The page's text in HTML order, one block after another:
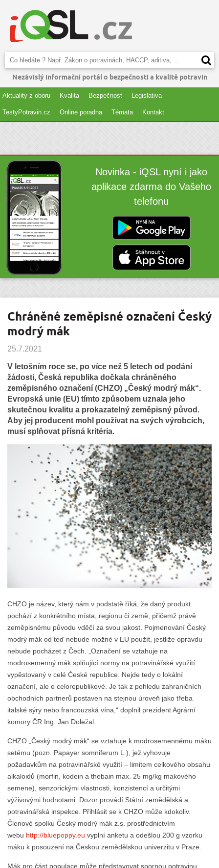
Nezávislý informační portál o bezpečnosti a kvalitě potravin
Aktuality z oboru Kvalita Bezpečnost Legislativa
TestyPotravin.cz Online poradna Témata Kontakt
Novinka - iQSL nyní i jako
aplikace zdarma do Vašeho
telefonu
Chráněné zeměpisné označení Český
modrý mák
25.7.2021
V letošním roce se, po více než 5 letech od podání
žádosti, Česká republika dočkala chráněného
zeměpisného označení (CHZO) „Český modrý mák“.
Evropská unie (EU) tímto způsobem uznala jeho
skutečnou kvalitu a prokazatelný zeměpisný původ.
Aby jej producent mohl používat na svých výrobcích,
musí splňovat přísná kritéria.
CHZO je název, který nám v podstatě říká, že daný produkt
pochází z konkrétního místa, regionu či země, přičemž právě
zeměpisnému původu vděčí za svou jakost. Pojmenování Český
modrý mák od teď nebude možné v EU použít, jestliže opravdu
nebude pocházet z Čech. „Označení se vztahuje na
modrosemenný mák splňující normy na potravinářské využití
vypěstovaný v celé České republice. Nejde tedy o lokální
označení, ale o celorepublikové. Je tak z pohledu zahraničních
obchodních partnerů postaven na stejnou úroveň jako třeba
italské sýry nebo francouzská vína,“ doplnil prezident Agrární
komory ČR Ing. Jan Doležal.
CHZO „Český modrý mák“ se vztahuje k modrosemennému máku
setému (pozn. Papayer somniferum L.), jež vyhovuje
požadavkům na potravinářské využití – limitem celkového obsahu
alkaloidů (morfin, kodein a thebain max. 25 mg/kg makového
semene), senzorickými vlastnosti, konzistencí a určitými
výživovými hodnotami. Dozor provádí Státní zemědělská a
potravinářská inspekce. Přihlásit se k CHZO může kdokoliv.
Členové spolku Český modrý mák z.s. prostřednictvím
webu http://bluepoppy.eu vyplní anketu a odešlou 200 g vzorku
máku k posouzení na Českou zemědělskou univerzitu v Praze.
Mák pro část populace může představovat spornou potravinu,